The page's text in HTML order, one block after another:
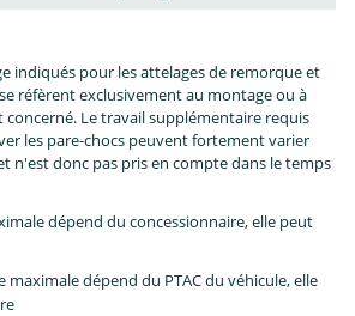
indiqués pour les attelages de remorque et
réfèrent exclusivement au montage ou à
Le travail supplémentaire requis
les pare-chocs peuvent fortement varier
n'est donc pas pris en compte dans le temps
dépend du concessionnaire, elle peut
maximale dépend du PTAC du véhicule, elle